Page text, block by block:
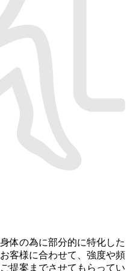
体の為に部分的に特化した
客様に合わせて、強度や頻
提案までさせてもらってい